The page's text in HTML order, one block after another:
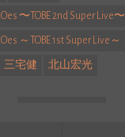
〜TOBE 2nd Super Live〜
～TOBE 1st Super Live～
三宅健 北山宏光